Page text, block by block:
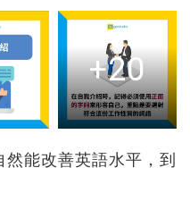
+20
能改善英語水平，到